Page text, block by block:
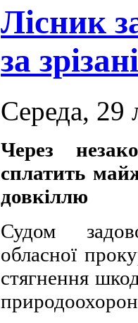
Лісник
за
Середа, 29
Через
сплатить
довкіллю
Судом
обласної
стягнення